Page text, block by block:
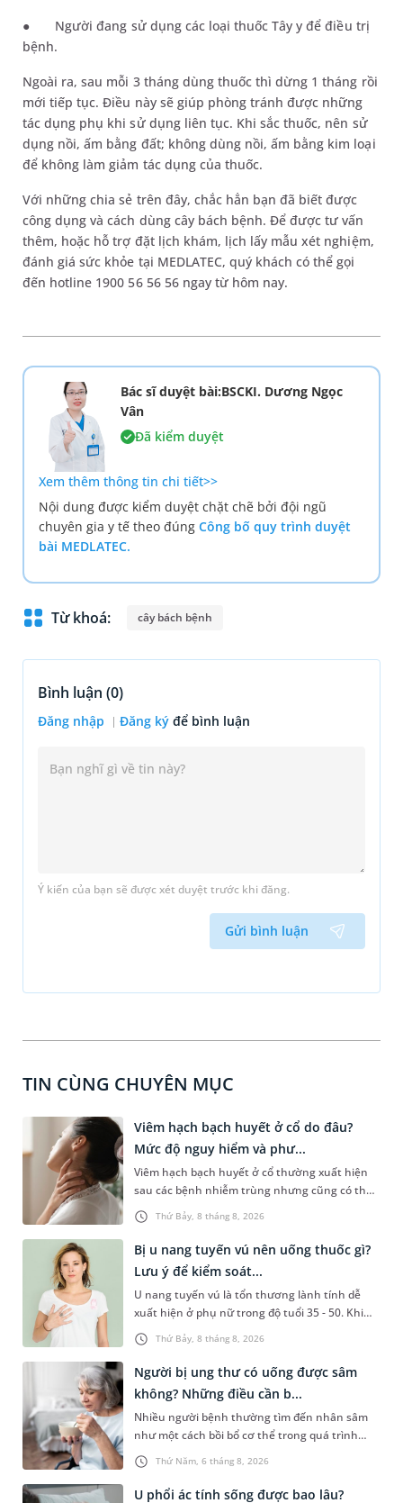
●
Người đang sử dụng các loại thuốc Tây y để điều trị
bệnh.
Ngoài ra, sau mỗi 3 tháng dùng thuốc thì dừng 1 tháng rồi
mới tiếp tục. Điều này sẽ giúp phòng tránh được những
tác dụng phụ khi sử dụng liên tục. Khi sắc thuốc, nên sử
dụng nồi, ấm bằng đất; không dùng nồi, ấm bằng kim loại
để không làm giảm tác dụng của thuốc.
Với những chia sẻ trên đây, chắc hẳn bạn đã biết được
công dụng và cách dùng cây bách bệnh. Để được tư vấn
thêm, hoặc hỗ trợ đặt lịch khám, lịch lấy mẫu xét nghiệm,
đánh giá sức khỏe tại MEDLATEC, quý khách có thể gọi
đến hotline 1900 56 56 56 ngay từ hôm nay.
Bác sĩ duyệt bài:BSCKI. Dương Ngọc
Vân
Đã kiểm duyệt
Xem thêm thông tin chi tiết>>
Nội dung được kiểm duyệt chặt chẽ bởi đội ngũ
chuyên gia y tế theo đúng Công bố quy trình duyệt
bài MEDLATEC.
Từ khoá: cây bách bệnh
Bình luận (0)
Đăng nhập Đăng ký để bình luận
Ý kiến của bạn sẽ được xét duyệt trước khi đăng.
Gửi bình luận
TIN CÙNG CHUYÊN MỤC
Thứ Bảy, 8 tháng 8, 2026
Viêm hạch bạch huyết ở cổ do đâu?
Mức độ nguy hiểm và phư...
Viêm hạch bạch huyết ở cổ thường xuất hiện
sau các bệnh nhiễm trùng nhưng cũng có thể
liên quan đến lao hạch hoặc ung thư. Để tìm
hiểu nguyên nhân gây viêm, mức độ nguy hiểm
và cách thức chẩn đoán bệnh lý này, bạn có thể
theo dõi những thông tin dưới đây.
Thứ Bảy, 8 tháng 8, 2026
Bị u nang tuyến vú nên uống thuốc gì?
Lưu ý để kiểm soát...
U nang tuyến vú là tổn thương lành tính dễ
xuất hiện ở phụ nữ trong độ tuổi 35 - 50. Khi
được chẩn đoán mắc bệnh, nhiều người
thường băn khoăn u nang tuyến vú nên uống
thuốc gì để hạn chế phải phẫu thuật. Bài viết
sau sẽ giúp bạn hiểu đúng về việc dùng thuốc
trong điều trị bệnh lý này và biết cách kiểm
soát bệnh hiệu quả.
Thứ Năm, 6 tháng 8, 2026
Người bị ung thư có uống được sâm
không? Những điều cần b...
Nhiều người bệnh thường tìm đến nhân sâm
như một cách bồi bổ cơ thể trong quá trình
điều trị ung thư. Tuy nhiên, câu hỏi người bị
ung thư có uống được sâm không vẫn khiến
không ít người băn khoăn. Thực tế, nhân sâm
U phổi ác tính sống được bao lâu?